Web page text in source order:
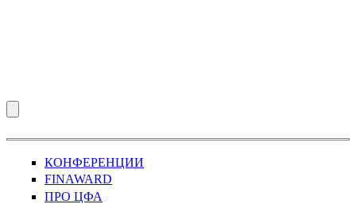
КОНФЕРЕНЦИИ
FINAWARD
ПРО ЦФА